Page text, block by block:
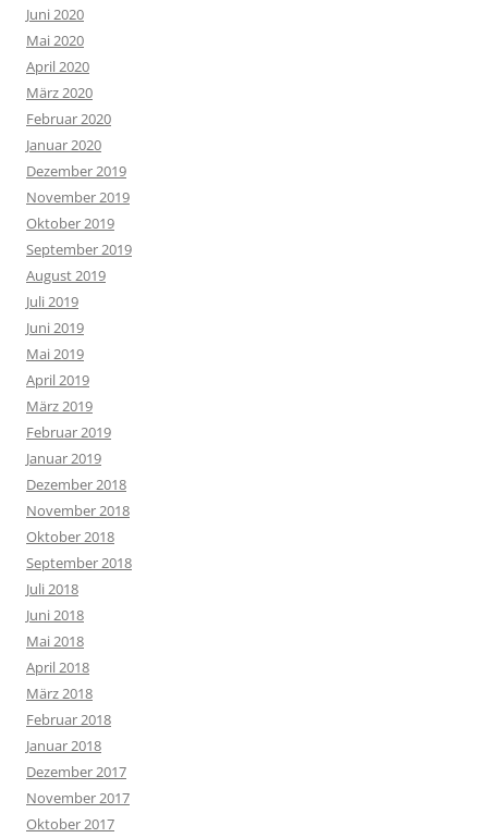
Juni 2020
Mai 2020
April 2020
März 2020
Februar 2020
Januar 2020
Dezember 2019
November 2019
Oktober 2019
September 2019
August 2019
Juli 2019
Juni 2019
Mai 2019
April 2019
März 2019
Februar 2019
Januar 2019
Dezember 2018
November 2018
Oktober 2018
September 2018
Juli 2018
Juni 2018
Mai 2018
April 2018
März 2018
Februar 2018
Januar 2018
Dezember 2017
November 2017
Oktober 2017